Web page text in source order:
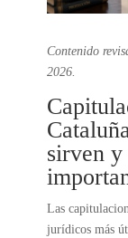
Contenido
2026.
sirven y
Las
jurídicos más